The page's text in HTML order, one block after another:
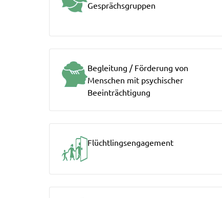
Gesprächsgruppen
Begleitung / Förderung von
Menschen mit psychischer
Beeinträchtigung
Flüchtlingsengagement